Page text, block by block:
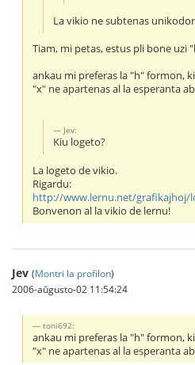
La vikio ne subtenas
Tiam, mi petas, estus pli bone uzi
ankau mi preferas la "h" formon,
"x" ne apartenas al la esperanta
Jev:
Kiu logeto?
La logeto de vikio.
Rigardu:
http://www.lernu.net/grafikajhoj/
Bonvenon al la vikio de lernu!
Jev (Montri la profilon)
2006-aŭgusto-02 11:54:24
toni692:
ankau mi preferas la "h" formon,
"x" ne apartenas al la esperanta